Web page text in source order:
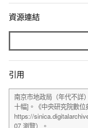
資源連結
引用